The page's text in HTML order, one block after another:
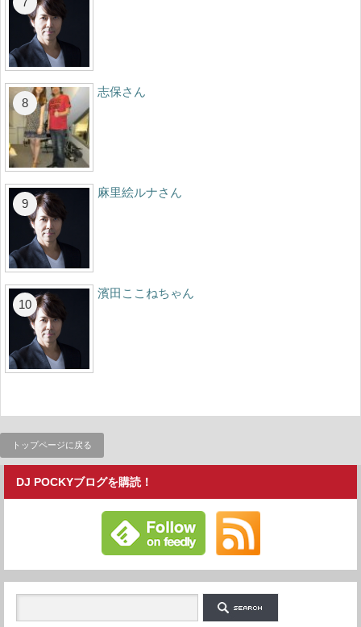
志保さん
麻里絵ルナさん
濱田ここねちゃん
トップページに戻る
DJ POCKYブログを購読！